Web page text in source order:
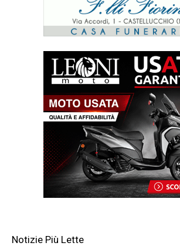
Notizie Più Lette